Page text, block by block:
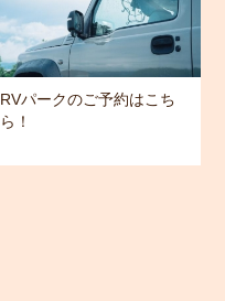
RVパークのご予約はこち
ら！